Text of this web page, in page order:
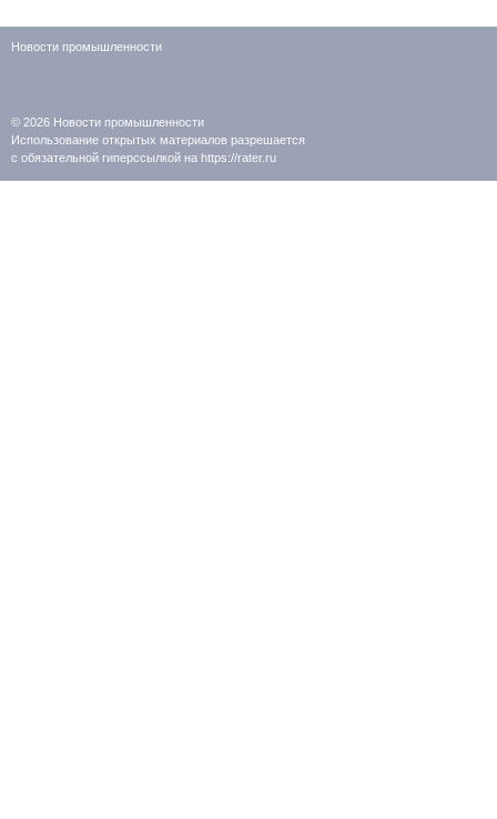
Новости промышленности
© 2026 Новости промышленности
Использование открытых материалов разрешается
с обязательной гиперссылкой на https://rater.ru